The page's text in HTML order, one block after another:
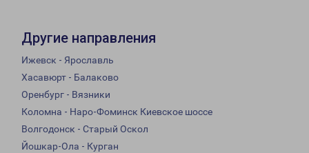
Другие направления
Ижевск - Ярославль
Хасавюрт - Балаково
Оренбург - Вязники
Коломна - Наро-Фоминск Киевское шоссе
Волгодонск - Старый Оскол
Йошкар-Ола - Курган